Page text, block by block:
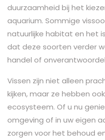
duurzaamheid bij het
aquarium. Sommige
natuurlijke habitat en het
dat deze soorten verder
handel of
Vissen zijn niet alleen
kijken, maar ze hebben
ecosysteem. Of u nu
omgeving of in uw eigen
zorgen voor het behoud